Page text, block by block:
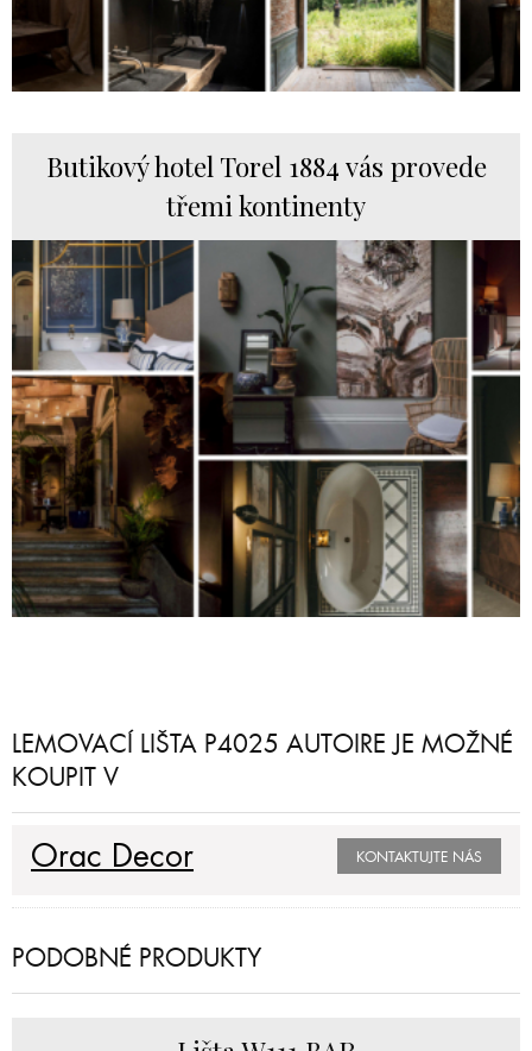
Butikový hotel Torel 1884 vás provede
třemi kontinenty
LEMOVACÍ LIŠTA P4025 AUTOIRE JE MOŽNÉ
KOUPIT V
Orac Decor KONTAKTUJTE NÁS
PODOBNÉ PRODUKTY